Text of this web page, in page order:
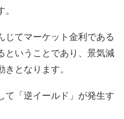
じてマーケット金利である
ということであり、景気減
となります。
て「逆イールド」が発生す